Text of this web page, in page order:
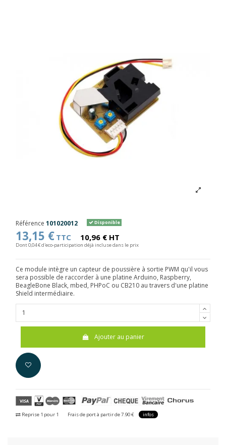
Référence 101020012 Disponible
13,15 € TTC 10,96 € HT
Dont 0,04 € d'eco-participation déjà incluse dans le prix
Ce module intègre un capteur de poussière à sortie PWM qu'il vous
sera possible de raccorder à une platine Arduino, Raspberry,
BeagleBone Black, mbed, PHPoC ou CB210 au travers d'une platine
Shield intermédiaire.
Ajouter au panier
Reprise 1 pour 1 Frais de port à partir de 7.90 € infos